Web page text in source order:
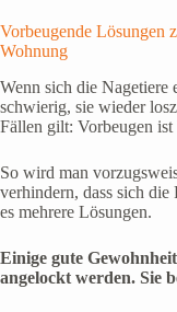
Vorbeugende Lösungen
Wohnung
Wenn sich die Nagetiere
schwierig, sie wieder
Fällen gilt: Vorbeugen ist
So wird man
verhindern, dass sich
es mehrere Lösungen.
Einige gute
angelockt werden. Sie